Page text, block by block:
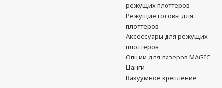
режущих плоттеров
Режущие головы для
плоттеров
Аксессуары для режущих
плоттеров
Опции для лазеров MAGIC
Цанги
Вакуумное крепление